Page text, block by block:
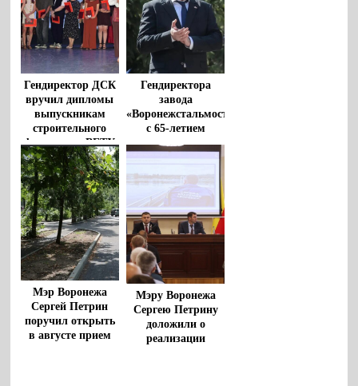
Гендиректор ДСК
вручил дипломы
выпускникам
строительного
факультета ВГТУ
Гендиректора
завода
«Воронежстальмост»
с 65-летием
поздравил
губернатор
Мэр Воронежа
Сергей Петрин
поручил открыть
в августе прием
Мэру Воронежа
Сергею Петрину
доложили о
реализации